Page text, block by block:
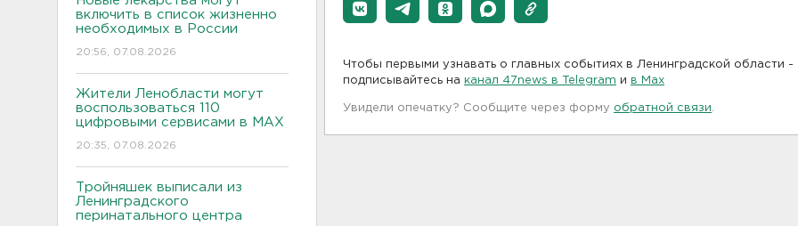
включить в список жизненно
необходимых в России
20:56, 07.08.2026
Жители Ленобласти могут
воспользоваться 110
цифровыми сервисами в МАХ
20:35, 07.08.2026
Тройняшек выписали из
Ленинградского
перинатального центра
Чтобы первыми узнавать о главных событиях в Ленинградской области -
подписывайтесь на канал 47news в Telegram и в Maх
Увидели опечатку? Сообщите через форму обратной связи